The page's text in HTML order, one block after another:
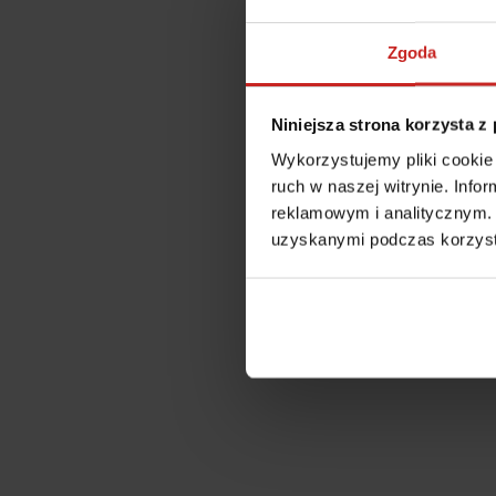
Zgoda
Niniejsza strona korzysta z
Wykorzystujemy pliki
ruch w naszej witrynie.
reklamowym i
uzyskanymi podczas